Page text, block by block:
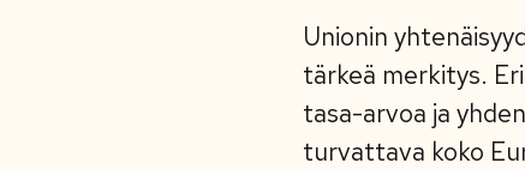
Unionin
tärkeä merkitys.
tasa-arvoa ja
turvattava koko